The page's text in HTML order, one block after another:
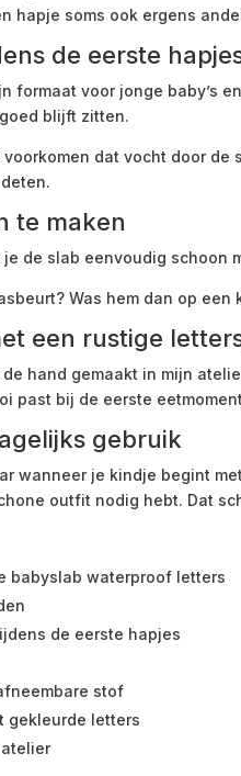
hapje soms ook ergens
de eerste
formaat voor jonge baby’s
blijft zitten.
dat vocht door
te maken
je de slab eenvoudig
Was hem dan op een
een rustige
hand gemaakt in mijn
past bij de eerste
gebruik
wanneer je kindje begint
outfit nodig hebt. Dat
babyslab waterproof letters
de eerste hapjes
stof
gekleurde letters